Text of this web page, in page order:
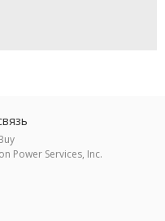
Power Services, Inc.